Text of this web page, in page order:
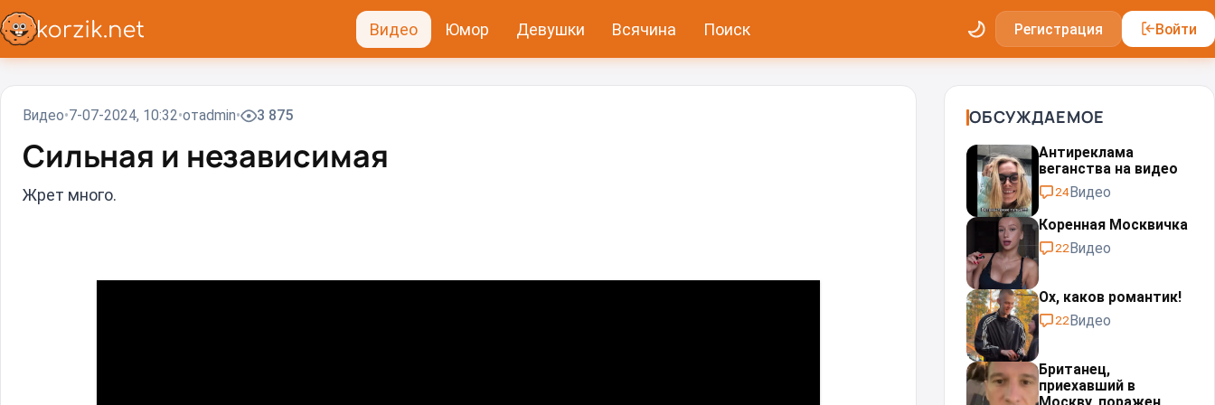
Видео Юмор Девушки Всячина Поиск Регистрация Войти
Видео 7-07-2024, 10:32 отadmin 3 875
Сильная и независимая
Жрет много.
ОБСУЖДАЕМОЕ
Антиреклама
веганства на видео
24Видео
Коренная Москвичка
22Видео
Ох, каков романтик!
22Видео
Британец,
приехавший в